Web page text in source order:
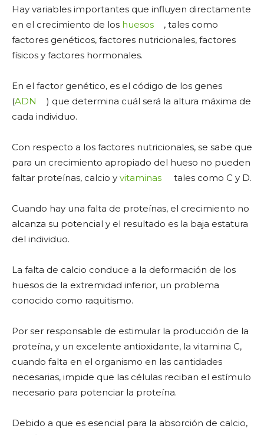
Hay variables importantes que influyen directamente
en el crecimiento de los huesos
, tales como
factores genéticos, factores nutricionales, factores
físicos y factores hormonales.
En el factor genético, es el código de los genes
(ADN
) que determina cuál será la altura máxima de
cada individuo.
Con respecto a los factores nutricionales, se sabe que
para un crecimiento apropiado del hueso no pueden
faltar proteínas, calcio y vitaminas tales como C y D.
Cuando hay una falta de proteínas, el crecimiento no
alcanza su potencial y el resultado es la baja estatura
del individuo.
La falta de calcio conduce a la deformación de los
huesos de la extremidad inferior, un problema
conocido como raquitismo.
Por ser responsable de estimular la producción de la
proteína, y un excelente antioxidante, la vitamina C,
cuando falta en el organismo en las cantidades
necesarias, impide que las células reciban el estímulo
necesario para potenciar la proteína.
Debido a que es esencial para la absorción de calcio,